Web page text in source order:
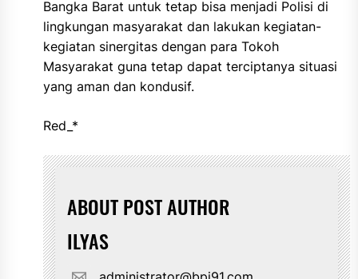
Bangka Barat untuk tetap bisa menjadi Polisi di
lingkungan masyarakat dan lakukan kegiatan-
kegiatan sinergitas dengan para Tokoh
Masyarakat guna tetap dapat terciptanya situasi
yang aman dan kondusif.
Red_*
ABOUT POST AUTHOR
ILYAS